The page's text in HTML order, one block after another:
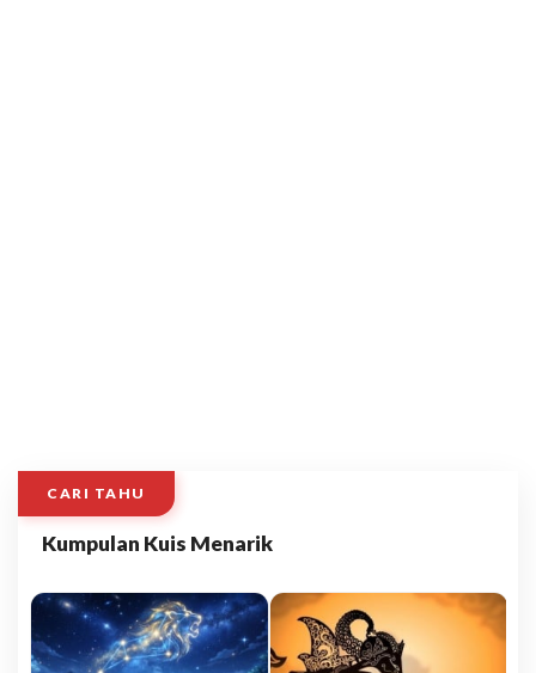
CARI TAHU
Kumpulan Kuis Menarik